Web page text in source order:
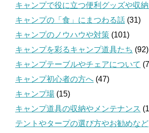
キャンプで役に立つ便利グッズや収
キャンプの「食」にまつわる話 (31)
キャンプのノウハウや対策 (101)
キャンプを彩るキャンプ道具たち (92)
キャンプテーブルやチェアについて
キャンプ初心者の方へ (47)
キャンプ場 (15)
キャンプ道具の収納やメンテナンス
テントやタープの選び方やお勧めなど